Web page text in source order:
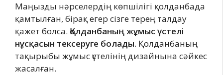
Маңызды нәрселердің көпшілігі қолданбада
қамтылған, бірақ егер сізге терең талдау
қажет болса. Қолданбаның жұмыс үстелі
нұсқасын тексеруге болады. Қолданбаның
тақырыбы жұмыс үстелінің дизайнына сәйкес
жасалған.